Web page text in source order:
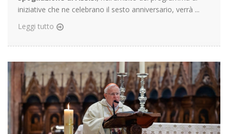
iniziative che ne celebrano il sesto anniversario, verrà ...
Leggi tutto